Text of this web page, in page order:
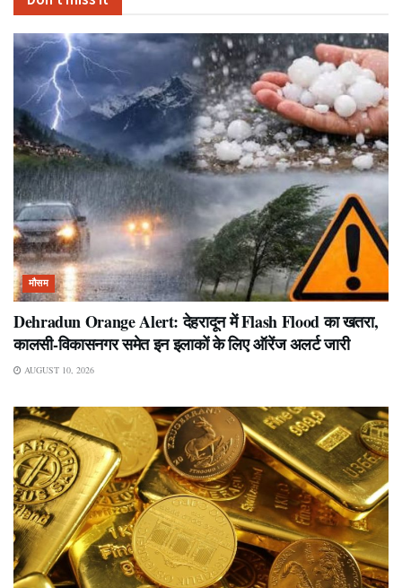
मौसम
Dehradun Orange Alert: देहरादून में Flash Flood का खतरा,
कालसी-विकासनगर समेत इन इलाकों के लिए ऑरेंज अलर्ट जारी
AUGUST 10, 2026